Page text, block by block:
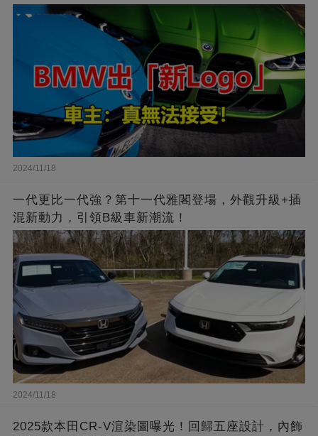
2024/11/18
一代更比一代強？第十一代雅閣登場，外觀升級+插
混新動力，引領B級車新潮流！
2024/11/18
2025款本田CR-V渲染圖曝光！回歸五座設計，內飾